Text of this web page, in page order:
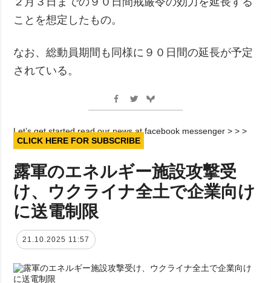
ことを想定したもの。
なお、総動員期間も同様に９０日間の延長が予定
されている。
Let’s get started read our news at facebook messenger > > >
CLICK HERE FOR SUBSCRIBE
露軍のエネルギー施設攻撃受
け、ウクライナ全土で企業向け
に送電制限
21.10.2025 11:57